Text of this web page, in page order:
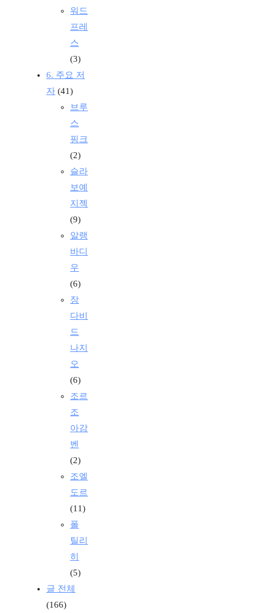
워드
프레
스
(3)
6. 주요 저
자 (41)
브루
스
핑크
(2)
슬라
보예
지젝
(9)
알랭
바디
우
(6)
장
다비
드
나지
오
(6)
조르
조
아감
벤
(2)
조엘
도르
(11)
폴
틸리
히
(5)
글 전체
(166)